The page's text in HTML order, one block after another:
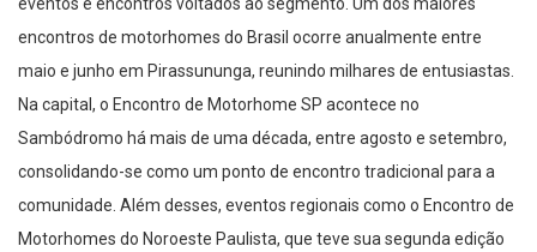
encontros de motorhomes do Brasil ocorre anualmente entre
maio e junho em Pirassununga, reunindo milhares de entusiastas.
Na capital, o Encontro de Motorhome SP acontece no
Sambódromo há mais de uma década, entre agosto e setembro,
consolidando-se como um ponto de encontro tradicional para a
comunidade. Além desses, eventos regionais como o Encontro de
Motorhomes do Noroeste Paulista, que teve sua segunda edição